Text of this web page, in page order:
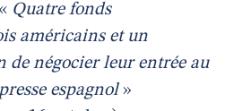
Quatre fonds
américains et un
de négocier leur entrée au
espagnol»